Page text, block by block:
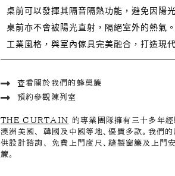
桌前可以發揮其隔音隔熱功能，避免因陽
桌前亦不會被陽光直射，隔絕室外的熱氣
工業風格，與室內傢具完美融合，打造現
查看關於我們的蜂巢簾
預約參觀陳列室
THE CURTAIN
的專業團隊擁有三十多年經
澳洲美國、 韓國及中國等地、優質多款。我們
供設計諮詢、 免費上門度尺、縫製窗簾及上門
簾。